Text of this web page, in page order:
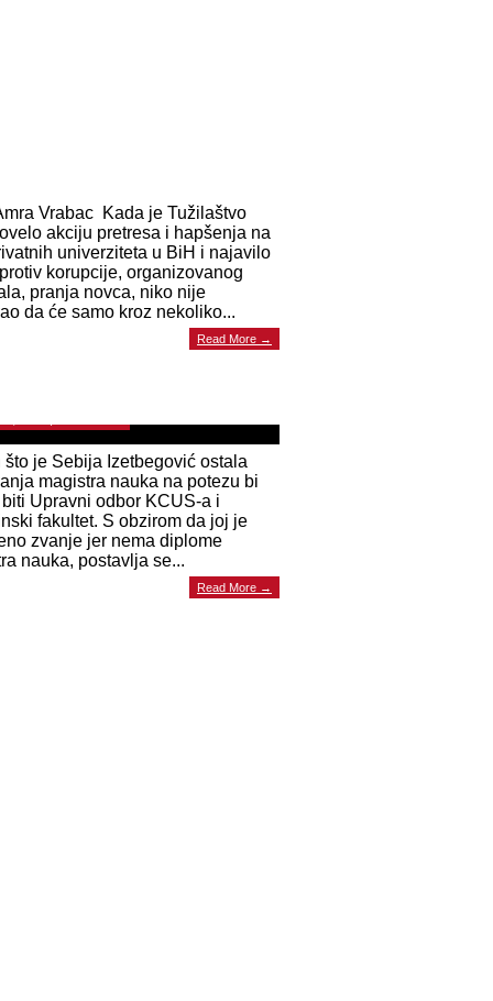
Vrabac Kada je Tužilaštvo
akciju pretresa i hapšenja na
univerziteta u BiH i najavilo
korupcije, organizovanog
pranja novca, niko nije
da će samo kroz nekoliko...
Read More →
Izetbegović više ne može biti
KCUS-a. Šta (ne)će uraditi
što je Sebija Izetbegović ostala
magistra nauka na potezu bi
Upravni odbor KCUS-a i
fakultet. S obzirom da joj je
zvanje jer nema diplome
nauka, postavlja se...
Read More →